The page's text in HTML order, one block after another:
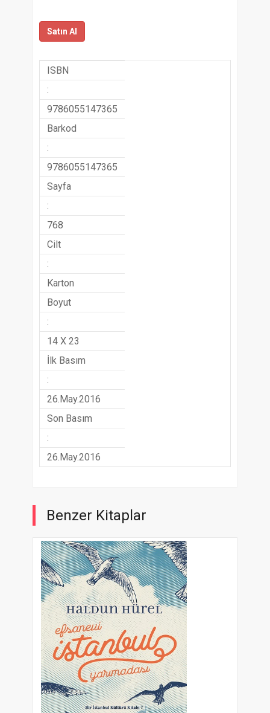
Satın Al
ISBN
:
9786055147365
Barkod
:
9786055147365
Sayfa
:
768
Cilt
:
Karton
Boyut
:
14 X 23
İlk Basım
:
26.May.2016
Son Basım
:
26.May.2016
Benzer Kitaplar